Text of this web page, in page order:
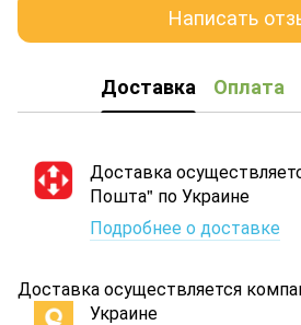
Написать
Доставка Оплата
Доставка
Пошта" по Украине
Подробнее о доставке
Доставка осуществляется
Украине